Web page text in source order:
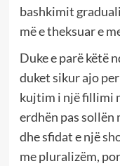
bashkimit
më e theksuar e
Duke e parë këtë
duket sikur ajo
kujtim i një fillimi
erdhën pas
dhe sfidat e një
me pluralizëm,